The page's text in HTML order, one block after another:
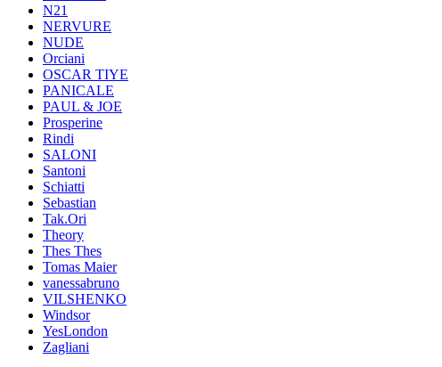
N21
NERVURE
NUDE
Orciani
OSCAR TIYE
PANICALE
PAUL & JOE
Prosperine
Rindi
SALONI
Santoni
Schiatti
Sebastian
Tak.Ori
Theory
Thes Thes
Tomas Maier
vanessabruno
VILSHENKO
Windsor
YesLondon
Zagliani